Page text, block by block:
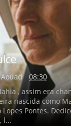
08:30
, assim era
nascida como
Lopes Pontes.
l...